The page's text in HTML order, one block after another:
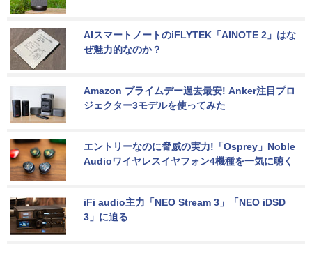
AIスマートノートのiFLYTEK「AINOTE 2」はな
ぜ魅力的なのか？
Amazon プライムデー過去最安! Anker注目プロ
ジェクター3モデルを使ってみた
エントリーなのに脅威の実力!「Osprey」Noble
Audioワイヤレスイヤフォン4機種を一気に聴く
iFi audio主力「NEO Stream 3」「NEO iDSD
3」に迫る